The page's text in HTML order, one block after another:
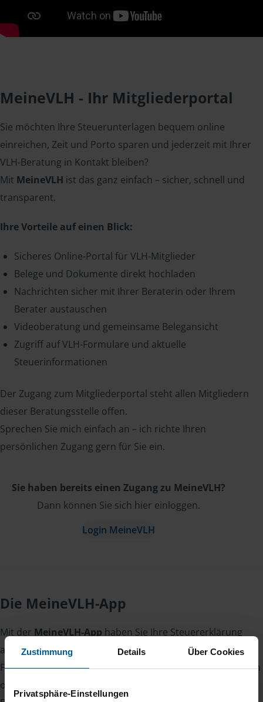
Zustimmung Details Über Cookies
Privatsphäre-Einstellungen
MeineVLH - Ihr Mitgliederportal
Sie möchten Ihre Steuerunterlagen bequem online
einreichen, Zeit und Porto sparen und jederzeit mit Ihrer
VLH-Beratung in Kontakt bleiben?
Mit MeineVLH ist das ganz einfach – sicher, schnell und
transparent.
Ihre Vorteile auf einen Blick:
Sicheres Online-Portal für VLH-Mitglieder
Belege und Dokumente direkt hochladen
Nachrichten sicher mit Ihrer Beraterin oder Ihrem
Berater austauschen
Videoberatung und gemeinsame Belegansicht
Zugriff auf VLH-Formulare und aktuelle
Steuerinformationen
Der Zugang zum Mitgliederportal steht allen Mitgliedern
dieser Beratungsstelle offen.
Sprechen Sie mich einfach an – ich richte Ihren
persönlichen Zugang gern für Sie ein.
Sie haben bereits einen Zugang zu MeineVLH?
Dann können Sie sich hier einloggen.
Login MeineVLH
Die MeineVLH-App
Mit der MeineVLH-App haben Sie Ihre Steuererklärung
auch unterwegs im Griff.
Fotografieren Sie Belege, laden Sie Dokumente sicher hoch
oder lesen Sie Nachrichten von Ihrer Beraterin oder Ihrem